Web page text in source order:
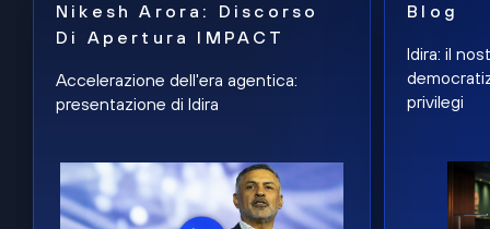
Nikesh Arora: Discorso
Di Apertura IMPACT
Accelerazione dell'era agentica:
presentazione di Idira
Blog
Idira: il
privilegi